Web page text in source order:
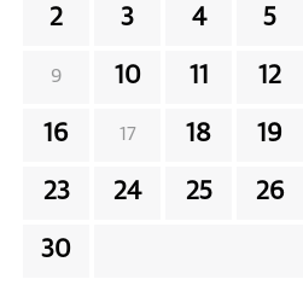
2 3 4 5
9 10 11 12
16 17 18 19
23 24 25 26
30